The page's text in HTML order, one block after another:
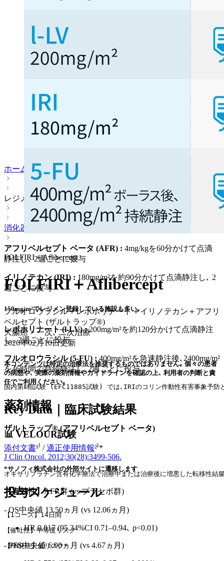
アフリベルセプト ベータ (AFR) : 4mg/kgを60分かけて点滴
静注し､ 2週ごとに投与
イリノテカン (IRI) : 180mg/m²を約90分かけて点滴静注し､ 2
週ごとに投与
150mg/m²でレジメン登録している施設も多い｡
レボホリナート (l-LV) :200mg/m²を約120分かけて点滴静注
し､ 2週ごとに投与
フルオロウラシル (5-FU) : 400mg/m²を急速静注後､2400mg/m²
を46時間で持続静注し､2週ごとに投与
国内第Ⅱ相試験 (EFC11885試験) では､IRIのコリン作動性有害事象予防
Key Data｜臨床試験結果
📊 VELOUR試験
J Clin Oncol. 2012;30(28):3499-506.
オキサリプラチン含有化学療法で治療中または治療後に増悪した転移性
【有効性】AFR群 (vs プラセボ群)
- OS中央値 13.50ヵ月 (vs 12.06ヵ月)
HR 0.817 (95.34%CI 0.71–0.94､ p<0.01)
- PFS中央値 6.90ヵ月 (vs 4.67ヵ月)
ホーム
レジメン
消化器
FOLFIRI＋Aflibercept
FOLFIRI＋Aflibercept
フルオロウラシル＋レボホリナート＋イリノテカン＋アフリ
ベルセプト (ザルトラップ®)
大腸癌 > 一次､ 二次治療
2026年02月10日更新
本コンテンツは特定の治療法を推奨するものではありません｡ 個々の患者
の病態や､ 実際の薬剤情報やガイドラインを確認の上､ 利用者の判断と責
任でご利用ください｡
薬剤情報
ザルトラップ® (アフリベルセプト ベータ)
添付文書¹⁾ /適正使用情報²⁾*
*サノフィ株式会社の外部サイトに遷移します
投与スケジュール
【1コース】14日間
【催吐性】中等度リスク
【FN発症】低リスク*